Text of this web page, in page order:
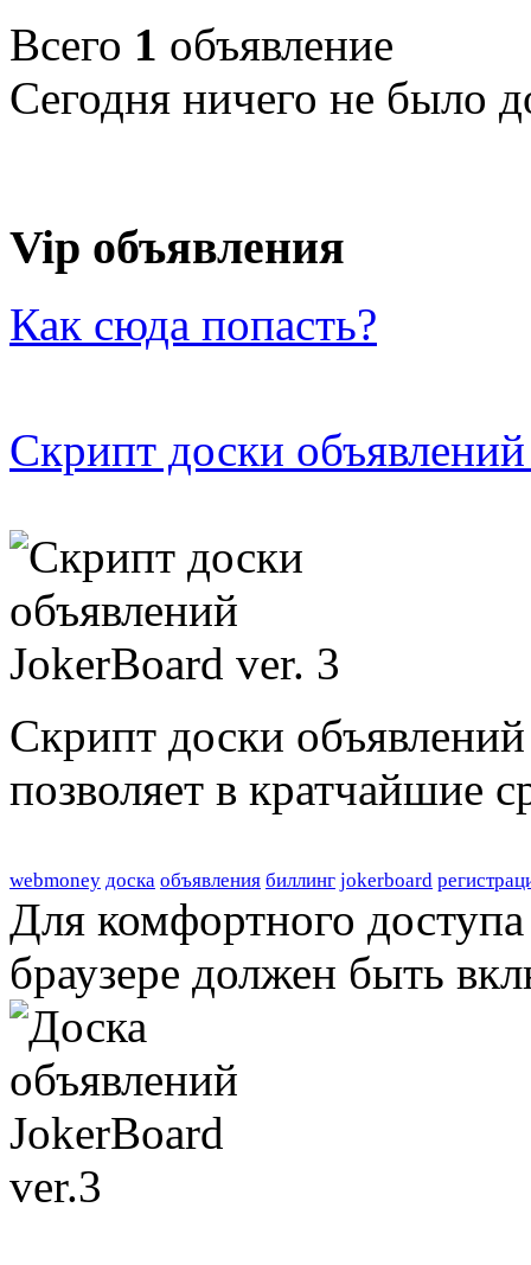
Всего 1 объявление
Сегодня ничего не было
Vip объявления
Как сюда попасть?
Скрипт доски
Скрипт доски
позволяет в кратчайшие
webmoney доска объявления биллинг jokerboard
Для комфортного
браузере должен быть